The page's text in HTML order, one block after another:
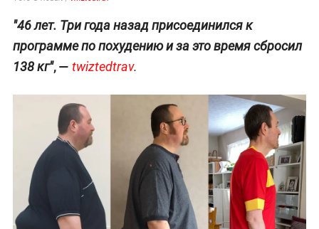
"46 лет. Три года назад присоединился к
программе по похудению и за это время сбросил
138 кг", — twiztedtrav.